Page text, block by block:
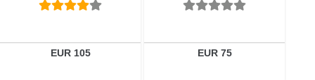
EUR 105 EUR 75
Reservar